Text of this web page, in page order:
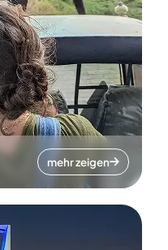
mehr zeigen